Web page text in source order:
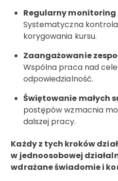
Regularny
Systematyczna
korygowania kursu.
Zaangażowanie
Wspólna praca nad
odpowiedzialność.
Świętowanie małych
postępów wzmacnia
dalszej pracy.
Każdy z tych kroków
w jednoosobowej
wdrażane świadomie i